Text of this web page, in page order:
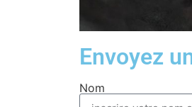
Envoyez
Nom